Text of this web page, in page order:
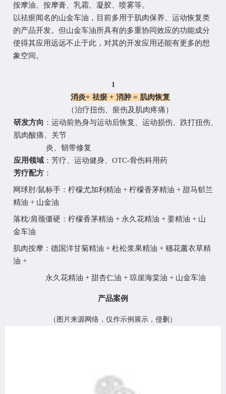
按摩油、按摩膏、乳霜、凝胶、喷雾等。
以祛瘀闻名的山金车油，目前多用于肌肉保养、运动恢复类
的产品开发。但山金车油所具有的多重协同效应的功能成分
使得其应用远远不止于此，对其的开发应用还能有更多的想
象空间。
1
消炎+ 祛瘀 + 消肿 = 肌肉恢复
（治疗扭伤、瘀伤及肌肉疼痛）
研发方向 ：运动前热身与运动后恢复、运动损伤、跌打扭伤、
肌肉酸痛、关节
炎、韧带修复
应用领域：芳疗、运动健身、 OTC-骨伤科用药
芳疗配方：
网球肘/鼠标手 ： 柠檬尤加利精油 + 柠檬香茅精油 + 甜马郁兰
精油 + 山金油
落枕/肩颈僵硬 ： 柠檬香茅精油 + 永久花精油 + 姜精油 + 山
金车油
肌肉按摩： 德国洋甘菊精油 + 杜松浆果精油 + 穗花薰衣草精
油 +
永久花精油 + 甜杏仁油 + 琼崖海棠油 + 山金车油
产品案例
（ 图片来源网络，仅作示例展示，侵删 ）